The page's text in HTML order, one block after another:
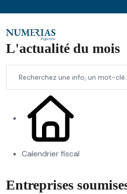
L'actualité du mois
Calendrier fiscal
Entreprises